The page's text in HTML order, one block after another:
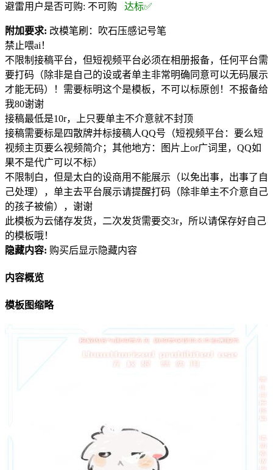
避雷用户是否可购: 不可购 达标✅
附加要求: 改模笔刷：吹石压感记号笔
禁止喂ai！
不限制接稿平台，但短视频平台必须在相册报备，任何平台需
要打码（除非是自己的设或者单主非常明确同意可以无码展示
才能无码）！需要标明这个是模板，不可以标原创！不报备给
我80谢谢
接稿最低是10r，上只要单主不介意就不封顶
接稿需要标是四散牌并标接稿人QQ号（短视频平台：要么短
视频主页要么视频简介；其他地方：图片上or广词里，QQ如
果不是代广可以不标）
不限制白，但是太白的设商用不能展示（以免出事，出事了自
己处理），单主去平台展示请提醒打码（除非单主不介意自己
的孩子被偷），谢谢
此模板为云储存发货，二次发货需要交3r，所以请保存好自己
的模板哦！
隐藏内容: 购买后显示隐藏内容
内容概览
模板图缩略